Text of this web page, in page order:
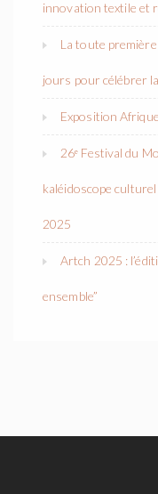
innovation textile et
La toute
jours pour célébrer
Exposition
26ᵉ Festival du
kaléidoscope
2025
Artch 2025 :
ensemble”